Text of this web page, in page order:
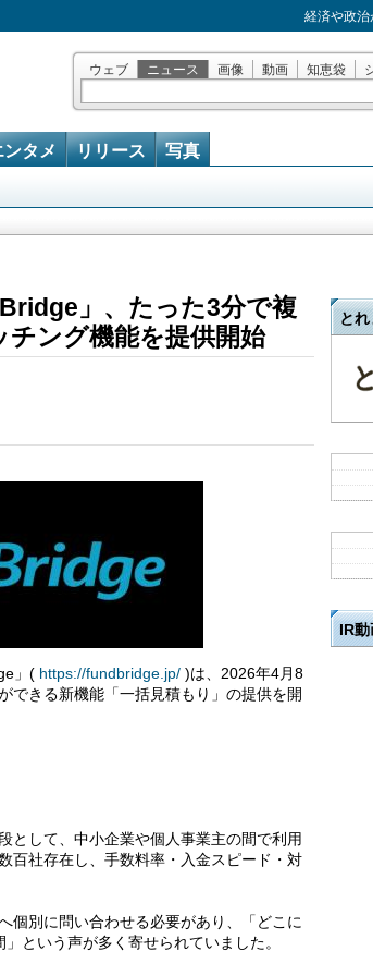
経済や政
ウェブ ニュース 画像 動画 知恵袋
ンタメ リリース 写真
」、たった3分で複
ング機能を提供開始
」( https://fundbridge.jp/ )は、2026年4月8
できる新機能「一括見積もり」の提供を開
として、中小企業や個人事業主の間で利用
百社存在し、手数料率・入金スピード・対
個別に問い合わせる必要があり、「どこに
という声が多く寄せられていました。
とれ
IR動